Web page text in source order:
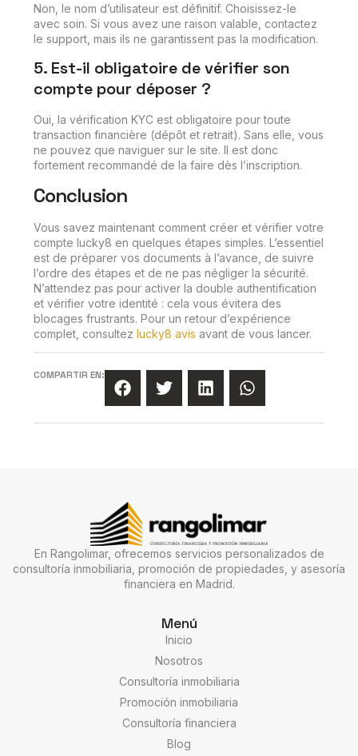
Non, le nom d’utilisateur est définitif. Choisissez-le
avec soin. Si vous avez une raison valable, contactez
le support, mais ils ne garantissent pas la modification.
5. Est-il obligatoire de vérifier son
compte pour déposer ?
Oui, la vérification KYC est obligatoire pour toute
transaction financière (dépôt et retrait). Sans elle, vous
ne pouvez que naviguer sur le site. Il est donc
fortement recommandé de la faire dès l’inscription.
Conclusion
Vous savez maintenant comment créer et vérifier votre
compte lucky8 en quelques étapes simples. L’essentiel
est de préparer vos documents à l’avance, de suivre
l’ordre des étapes et de ne pas négliger la sécurité.
N’attendez pas pour activer la double authentification
et vérifier votre identité : cela vous évitera des
blocages frustrants. Pour un retour d’expérience
complet, consultez lucky8 avis avant de vous lancer.
COMPARTIR EN:
En Rangolimar, ofrecemos servicios personalizados de
consultoría inmobiliaria, promoción de propiedades, y asesoría
financiera en Madrid.
Menú
Inicio
Nosotros
Consultoría inmobiliaria
Promoción inmobiliaria
Consultoría financiera
Blog